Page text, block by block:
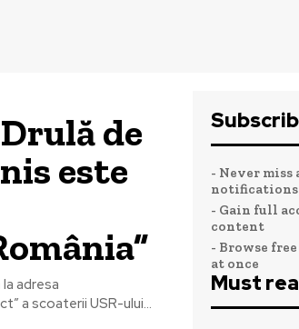
de
este
adresa
a scoaterii USR-ului...
- Never
notifications
- Gain full
content
- Browse
at once
Must